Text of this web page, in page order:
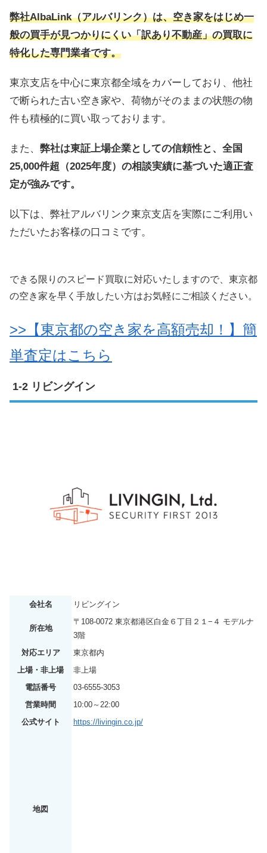
弊社AlbaLink（アルバリンク）は、空き家をはじめ一
般の買手が見つかりにくい「訳あり不動産」の買取に
特化した専門業者です。
東京支店を中心に東京都全域をカバーしており、他社
で断られた古い空き家や、荷物がそのままの状態の物
件も積極的に買い取っております。
また、 弊社は東証上場企業としての信頼性と、全国
25,000件超（2025年度）の相談実績に基づいた適正査
定が強みです。
以下は、弊社アルバリンク東京支店を実際にご利用い
ただいたお客様の口コミです。
できる限りのスピード買取に対応いたしますので、東京都
の空き家を早く手放したい方はお気軽にご相談ください。
>>【東京都の空き家を高額売却！】簡
単査定はこちら
リビングイン
会社名 リビングイン
所在地
〒108-0072 東京都港区白金６丁目２１−４ モデルナ
3階
対応エリア
東京都内
上場・非上場
非上場
電話番号
03-6555-3053
営業時間
10:00～22:00
公式サイト
https://livingin.co.jp/
地図